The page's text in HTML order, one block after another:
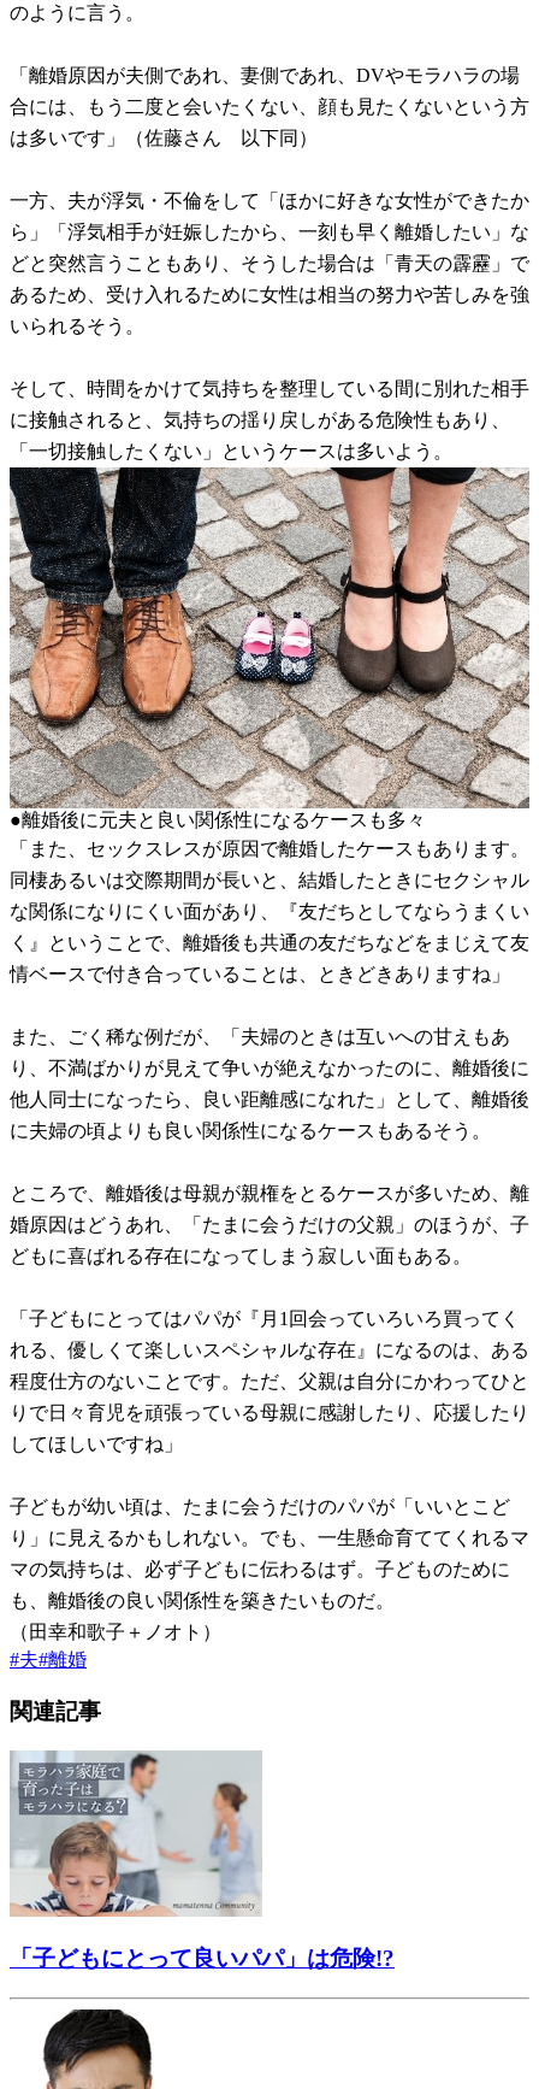
のように言う。
「離婚原因が夫側であれ、妻側であれ、DVやモラハラの場
合には、もう二度と会いたくない、顔も見たくないという方
は多いです」（佐藤さん 以下同）
一方、夫が浮気・不倫をして「ほかに好きな女性ができたか
ら」「浮気相手が妊娠したから、一刻も早く離婚したい」な
どと突然言うこともあり、そうした場合は「青天の霹靂」で
あるため、受け入れるために女性は相当の努力や苦しみを強
いられるそう。
そして、時間をかけて気持ちを整理している間に別れた相手
に接触されると、気持ちの揺り戻しがある危険性もあり、
「一切接触したくない」というケースは多いよう。
●離婚後に元夫と良い関係性になるケースも多々
「また、セックスレスが原因で離婚したケースもあります。
同棲あるいは交際期間が長いと、結婚したときにセクシャル
な関係になりにくい面があり、『友だちとしてならうまくい
く』ということで、離婚後も共通の友だちなどをまじえて友
情ベースで付き合っていることは、ときどきありますね」
また、ごく稀な例だが、「夫婦のときは互いへの甘えもあ
り、不満ばかりが見えて争いが絶えなかったのに、離婚後に
他人同士になったら、良い距離感になれた」として、離婚後
に夫婦の頃よりも良い関係性になるケースもあるそう。
ところで、離婚後は母親が親権をとるケースが多いため、離
婚原因はどうあれ、「たまに会うだけの父親」のほうが、子
どもに喜ばれる存在になってしまう寂しい面もある。
「子どもにとってはパパが『月1回会っていろいろ買ってく
れる、優しくて楽しいスペシャルな存在』になるのは、ある
程度仕方のないことです。ただ、父親は自分にかわってひと
りで日々育児を頑張っている母親に感謝したり、応援したり
してほしいですね」
子どもが幼い頃は、たまに会うだけのパパが「いいとこど
り」に見えるかもしれない。でも、一生懸命育ててくれるマ
マの気持ちは、必ず子どもに伝わるはず。子どものために
も、離婚後の良い関係性を築きたいものだ。
（田幸和歌子＋ノオト）
#夫#離婚
関連記事
「子どもにとって良いパパ」は危険!?